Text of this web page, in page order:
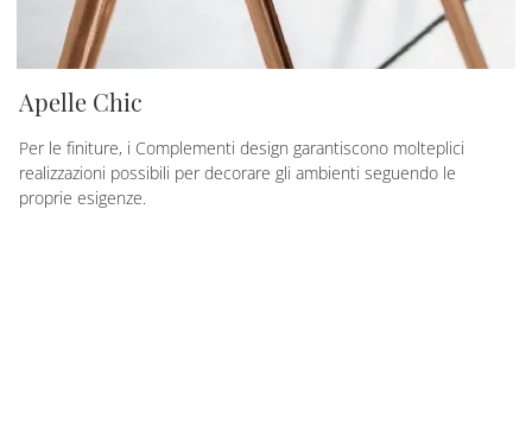
Apelle Chic
Per le finiture, i Complementi design garantiscono molteplici
realizzazioni possibili per decorare gli ambienti seguendo le
proprie esigenze.